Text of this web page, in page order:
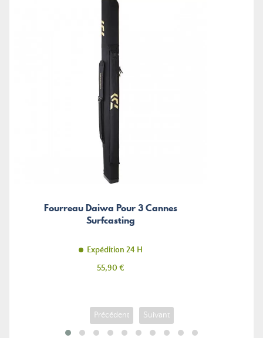
Fourreau Daiwa Pour 3 Cannes
Surfcasting
Expédition 24 H
Prix
55,90 €
Précédent Suivant